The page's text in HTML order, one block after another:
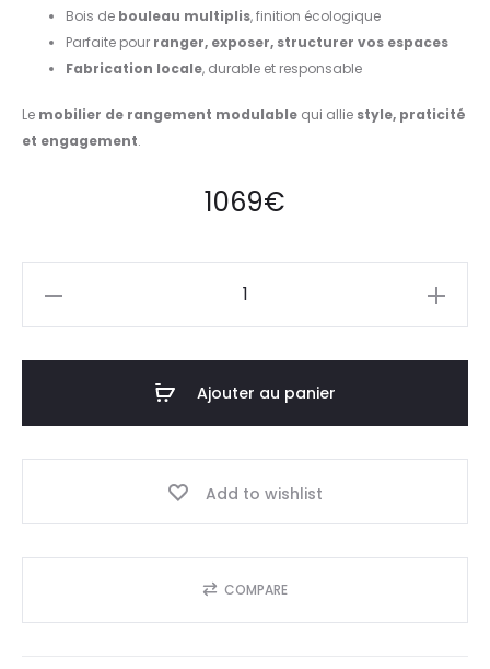
Bois de bouleau multiplis, finition écologique
Parfaite pour ranger, exposer, structurer vos espaces
Fabrication locale, durable et responsable
Le mobilier de rangement modulable qui allie style, praticité
et engagement.
1069€
Ajouter au panier
Add to wishlist
COMPARE